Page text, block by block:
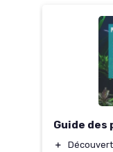
Guide des
＋